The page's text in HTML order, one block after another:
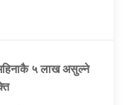
५ लाख असुल्ने